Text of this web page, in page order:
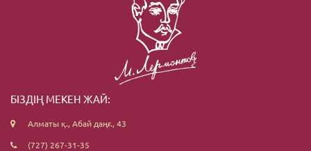
БІЗДІҢ МЕКЕН ЖАЙ:
Алматы қ., Абай даңғ., 43
(727) 267-31-35